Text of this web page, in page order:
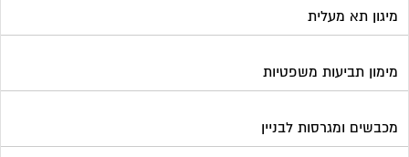
מיגון תא מעלית
מימון תביעות משפטיות
מכבשים ומגרסות לבניין